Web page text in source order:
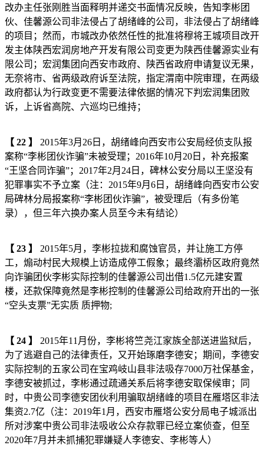
改办主任张刚胜当面释明并递交书面情况反映，告知李彬团
伙、佳馨源公司非法侵占了胡绪峰的公司，非法侵占了胡绪峰
的项目；然而，市城改办依然任性的批准将穆将王城项目改开
发主体陕西宏润房地产开发有限公司变更为陕西佳馨源实业有
限公司；宏润集团向西安市政府、陕西省政府申请复议无果，
无奈将市、省两级政府诉至法院，指定渭南中院审理，在两级
政府都认为行政变更不需要法律依据的情况下判宏润集团败
诉，上诉省高院、六巡均已维持；
【 22 】
2015年3月26日，胡绪峰向西安市公安局经侦支队报
案称“李彬团伙诈骗”未被受理；2016年10月20日，补充报案
“王坚合同诈骗”；2017年2月24日，碑林公安分局以王坚没有
犯罪事实不予立案（注：2015年9月6日，胡绪峰向西安市公安
局碑林分局报案称“李彬团伙诈骗”，被受理后（有多份笔
录），但三年六换办案人员至今未有结论）
【 23 】
2015年5月，李彬拉拢和腐蚀官员，并让施工方停
工，煽动村民大规模上访造成停工假象；最终灞桥区政府竟然
向诈骗团伙李彬实际控制的佳馨源公司出借1.5亿元建安置
楼，还款保障竟然是李彬控制的佳馨源公司给政府开出的一张
“空头支票”无实质 质押物;
【 24 】
2015年11月份，李彬将竺尧江家族全部送进监狱后，
为了逃避自己的法律责任，又开始琢磨李德安；期间，李德安
实际控制的五家公司在宝鸡岐山县非法吸存7000万社保基金，
李德安被抓过，李彬通过疏通关系后将李德安取保候审；同
时，中贵公司李德安团伙利用骗取胡绪峰的项目在雁塔区非法
集资2.7亿（注：2019年1月，西安市雁塔公安分局电子城派出
所对涉案中贵公司非法吸收公众存款罪已经立案侦查，但至
2020年7月并未抓捕犯罪嫌疑人李德安、李彬等人）